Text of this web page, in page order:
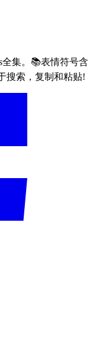
全集。📚表情符号含
搜索，复制和粘贴!